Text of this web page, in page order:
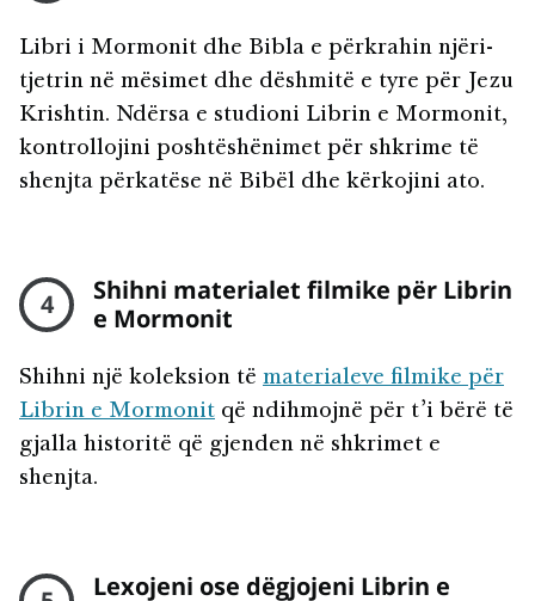
Libri i Mormonit dhe Bibla e përkrahin njëri-
tjetrin në mësimet dhe dëshmitë e tyre për Jezu
Krishtin. Ndërsa e studioni Librin e Mormonit,
kontrollojini poshtëshënimet për shkrime të
shenjta përkatëse në Bibël dhe kërkojini ato.
4
Shihni materialet filmike për Librin
e Mormonit
Shihni një koleksion të materialeve filmike për
Librin e Mormonit që ndihmojnë për t’i bërë të
gjalla historitë që gjenden në shkrimet e
shenjta.
Lexojeni ose dëgjojeni Librin e